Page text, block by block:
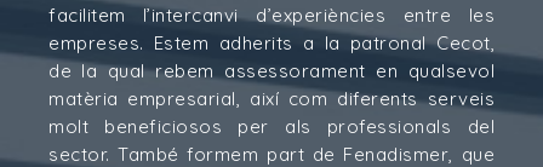
facilitem l’intercanvi d’experiències entre les
empreses. Estem adherits a la patronal Cecot,
de la qual rebem assessorament en qualsevol
matèria empresarial, així com diferents serveis
molt beneficiosos per als professionals del
sector. També formem part de Fenadismer, que